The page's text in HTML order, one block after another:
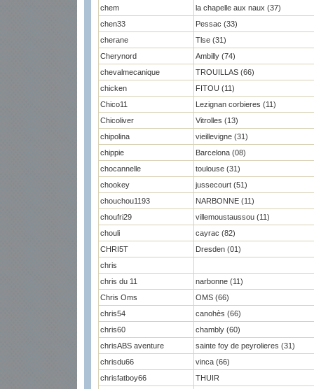
chem
la chapelle aux naux (37)
chen33
Pessac (33)
cherane
Tlse (31)
Cherynord
Ambilly (74)
chevalmecanique
TROUILLAS (66)
chicken
FITOU (11)
Chico11
Lezignan corbieres (11)
Chicoliver
Vitrolles (13)
chipolina
vieillevigne (31)
chippie
Barcelona (08)
chocannelle
toulouse (31)
chookey
jussecourt (51)
chouchou1193
NARBONNE (11)
choufri29
villemoustaussou (11)
chouli
cayrac (82)
CHRI5T
Dresden (01)
chris
chris du 11
narbonne (11)
Chris Oms
OMS (66)
chris54
canohès (66)
chris60
chambly (60)
chrisABS aventure
sainte foy de peyrolieres (31)
chrisdu66
vinca (66)
chrisfatboy66
THUIR